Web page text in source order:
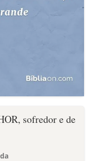
sofredor e de